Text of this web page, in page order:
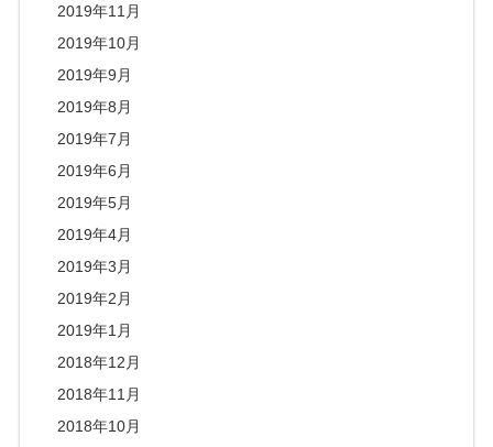
2019年11月
2019年10月
2019年9月
2019年8月
2019年7月
2019年6月
2019年5月
2019年4月
2019年3月
2019年2月
2019年1月
2018年12月
2018年11月
2018年10月